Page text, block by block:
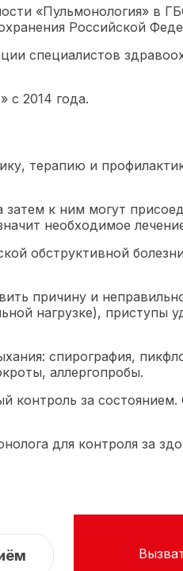
«Пульмонология» в
Российской
специалистов
с 2014 года.
терапию и
к ним могут
необходимое
обструктивной
причину и
нагрузке), приступы
спирография,
аллергопробы.
контроль за
для контроля за